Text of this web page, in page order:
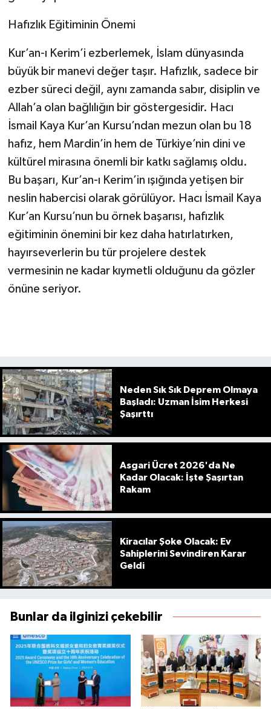
Hafızlık Eğitiminin Önemi
Kur’an-ı Kerim’i ezberlemek, İslam dünyasında
büyük bir manevi değer taşır. Hafızlık, sadece bir
ezber süreci değil, aynı zamanda sabır, disiplin ve
Allah’a olan bağlılığın bir göstergesidir. Hacı
İsmail Kaya Kur’an Kursu’ndan mezun olan bu 18
hafız, hem Mardin’in hem de Türkiye’nin dini ve
kültürel mirasına önemli bir katkı sağlamış oldu.
Bu başarı, Kur’an-ı Kerim’in ışığında yetişen bir
neslin habercisi olarak görülüyor. Hacı İsmail Kaya
Kur’an Kursu’nun bu örnek başarısı, hafızlık
eğitiminin önemini bir kez daha hatırlatırken,
hayırseverlerin bu tür projelere destek
vermesinin ne kadar kıymetli olduğunu da gözler
önüne seriyor.
Neden Sık Sık Deprem Olmaya
Başladı: Uzman İsim Herkesi
Şaşırttı
Asgari Ücret 2026'da Ne
Kadar Olacak: İşte Şaşırtan
Rakam
Kiracılar Şoke Olacak: Ev
Sahiplerini Sevindiren Karar
Geldi
Bunlar da ilginizi çekebilir